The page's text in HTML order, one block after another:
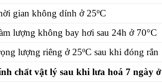
gian không dính ở 25ºC
lượng không bay hơi sau 24h ở 70°C
lượng riêng ở 25ºC sau khi đóng rắn
chất vật lý sau khi lưa hoá 7 ngày ở